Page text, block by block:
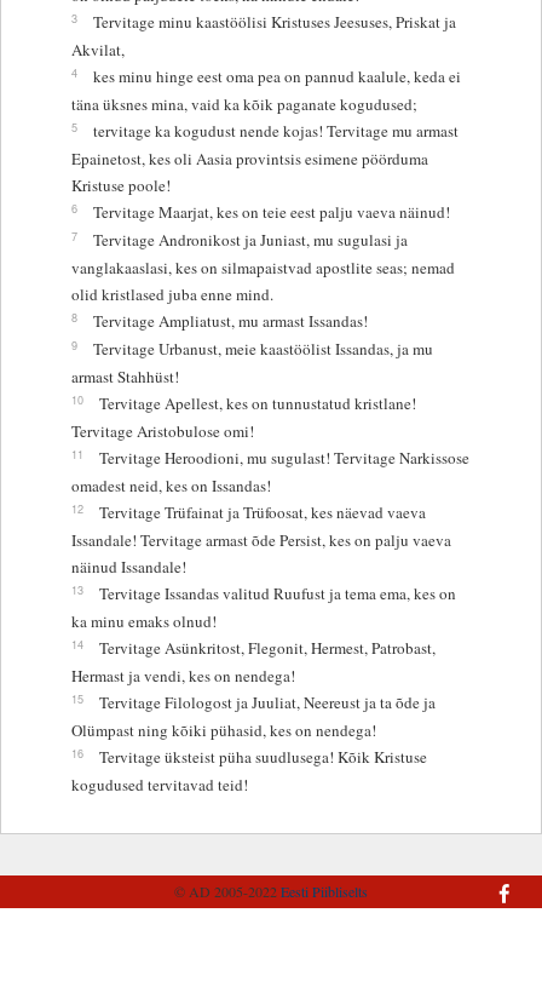
3
Tervitage minu kaastöölisi Kristuses Jeesuses, Priskat ja
Akvilat,
4
kes minu hinge eest oma pea on pannud kaalule, keda ei
täna üksnes mina, vaid ka kõik paganate kogudused;
5
tervitage ka kogudust nende kojas! Tervitage mu armast
Epainetost, kes oli Aasia provintsis esimene pöörduma
Kristuse poole!
6 Tervitage Maarjat, kes on teie eest palju vaeva näinud!
7
Tervitage Andronikost ja Juniast, mu sugulasi ja
vanglakaaslasi, kes on silmapaistvad apostlite seas; nemad
olid kristlased juba enne mind.
8 Tervitage Ampliatust, mu armast Issandas!
9
Tervitage Urbanust, meie kaastöölist Issandas, ja mu
armast Stahhüst!
10
Tervitage Apellest, kes on tunnustatud kristlane!
Tervitage Aristobulose omi!
11
Tervitage Heroodioni, mu sugulast! Tervitage Narkissose
omadest neid, kes on Issandas!
12
Tervitage Trüfainat ja Trüfoosat, kes näevad vaeva
Issandale! Tervitage armast õde Persist, kes on palju vaeva
näinud Issandale!
13
Tervitage Issandas valitud Ruufust ja tema ema, kes on
ka minu emaks olnud!
14
Tervitage Asünkritost, Flegonit, Hermest, Patrobast,
Hermast ja vendi, kes on nendega!
15
Tervitage Filologost ja Juuliat, Neereust ja ta õde ja
Olümpast ning kõiki pühasid, kes on nendega!
16
Tervitage üksteist püha suudlusega! Kõik Kristuse
kogudused tervitavad teid!
© AD 2005-2022Eesti Piibliselts